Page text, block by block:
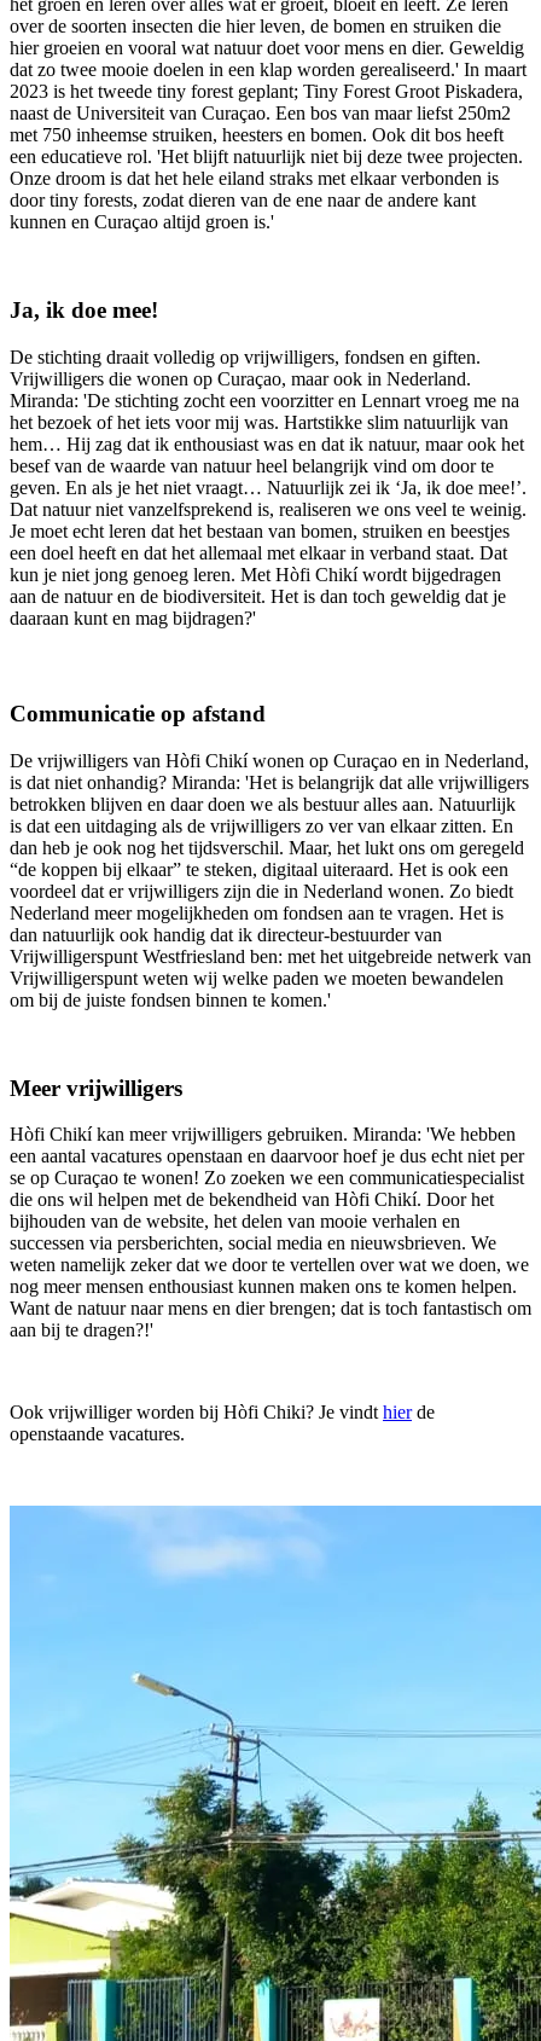
het groen en leren over alles wat er groeit, bloeit en leeft. Ze leren
over de soorten insecten die hier leven, de bomen en struiken die
hier groeien en vooral wat natuur doet voor mens en dier. Geweldig
dat zo twee mooie doelen in een klap worden gerealiseerd.' In maart
2023 is het tweede tiny forest geplant; Tiny Forest Groot Piskadera,
naast de Universiteit van Curaçao. Een bos van maar liefst 250m2
met 750 inheemse struiken, heesters en bomen. Ook dit bos heeft
een educatieve rol. 'Het blijft natuurlijk niet bij deze twee projecten.
Onze droom is dat het hele eiland straks met elkaar verbonden is
door tiny forests, zodat dieren van de ene naar de andere kant
kunnen en Curaçao altijd groen is.'
Ja, ik doe mee!
De stichting draait volledig op vrijwilligers, fondsen en giften.
Vrijwilligers die wonen op Curaçao, maar ook in Nederland.
Miranda: 'De stichting zocht een voorzitter en Lennart vroeg me na
het bezoek of het iets voor mij was. Hartstikke slim natuurlijk van
hem… Hij zag dat ik enthousiast was en dat ik natuur, maar ook het
besef van de waarde van natuur heel belangrijk vind om door te
geven. En als je het niet vraagt… Natuurlijk zei ik ‘Ja, ik doe mee!’.
Dat natuur niet vanzelfsprekend is, realiseren we ons veel te weinig.
Je moet echt leren dat het bestaan van bomen, struiken en beestjes
een doel heeft en dat het allemaal met elkaar in verband staat. Dat
kun je niet jong genoeg leren. Met Hòfi Chikí wordt bijgedragen
aan de natuur en de biodiversiteit. Het is dan toch geweldig dat je
daaraan kunt en mag bijdragen?'
Communicatie op afstand
De vrijwilligers van Hòfi Chikí wonen op Curaçao en in Nederland,
is dat niet onhandig? Miranda: 'Het is belangrijk dat alle vrijwilligers
betrokken blijven en daar doen we als bestuur alles aan. Natuurlijk
is dat een uitdaging als de vrijwilligers zo ver van elkaar zitten. En
dan heb je ook nog het tijdsverschil. Maar, het lukt ons om geregeld
“de koppen bij elkaar” te steken, digitaal uiteraard. Het is ook een
voordeel dat er vrijwilligers zijn die in Nederland wonen. Zo biedt
Nederland meer mogelijkheden om fondsen aan te vragen. Het is
dan natuurlijk ook handig dat ik directeur-bestuurder van
Vrijwilligerspunt Westfriesland ben: met het uitgebreide netwerk van
Vrijwilligerspunt weten wij welke paden we moeten bewandelen
om bij de juiste fondsen binnen te komen.'
Meer vrijwilligers
Hòfi Chikí kan meer vrijwilligers gebruiken. Miranda: 'We hebben
een aantal vacatures openstaan en daarvoor hoef je dus echt niet per
se op Curaçao te wonen! Zo zoeken we een communicatiespecialist
die ons wil helpen met de bekendheid van Hòfi Chikí. Door het
bijhouden van de website, het delen van mooie verhalen en
successen via persberichten, social media en nieuwsbrieven. We
weten namelijk zeker dat we door te vertellen over wat we doen, we
nog meer mensen enthousiast kunnen maken ons te komen helpen.
Want de natuur naar mens en dier brengen; dat is toch fantastisch om
aan bij te dragen?!'
Ook vrijwilliger worden bij Hòfi Chiki? Je vindthierde
openstaande vacatures.